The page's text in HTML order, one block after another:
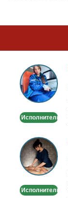
Выведение
из
запоя.
Капельница,
Исполнитель
Массаж
лица
и
тела
Исполнитель